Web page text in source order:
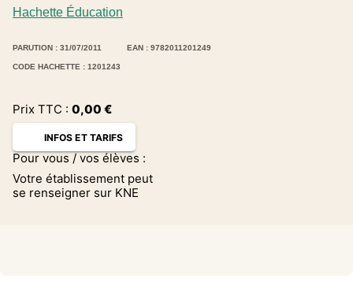
Hachette Éducation
PARUTION : 31/07/2011 EAN : 9782011201249
CODE HACHETTE : 1201243
Prix TTC : 0,00 €
INFOS ET TARIFS
Pour vous / vos élèves :
Votre établissement peut
se renseigner sur KNE